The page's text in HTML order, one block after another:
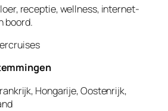
receptie, wellness, internet-
boord.
Hongarije, Oostenrijk,